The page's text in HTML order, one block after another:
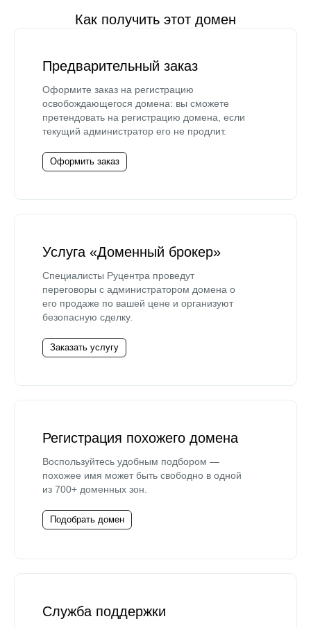
Как получить этот домен
Предварительный заказ
Оформите заказ на регистрацию
освобождающегося домена: вы сможете
претендовать на регистрацию домена, если
текущий администратор его не продлит.
Оформить заказ
Услуга «Доменный брокер»
Специалисты Руцентра проведут
переговоры с администратором домена о
его продаже по вашей цене и организуют
безопасную сделку.
Заказать услугу
Регистрация похожего домена
Воспользуйтесь удобным подбором —
похожее имя может быть свободно в одной
из 700+ доменных зон.
Подобрать домен
Служба поддержки